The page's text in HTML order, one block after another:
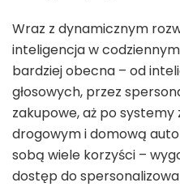
Wraz z dynamicznym
inteligencja w
bardziej obecna – od
głosowych, przez
zakupowe, aż po
drogowym i domową
sobą wiele korzyści –
dostęp do